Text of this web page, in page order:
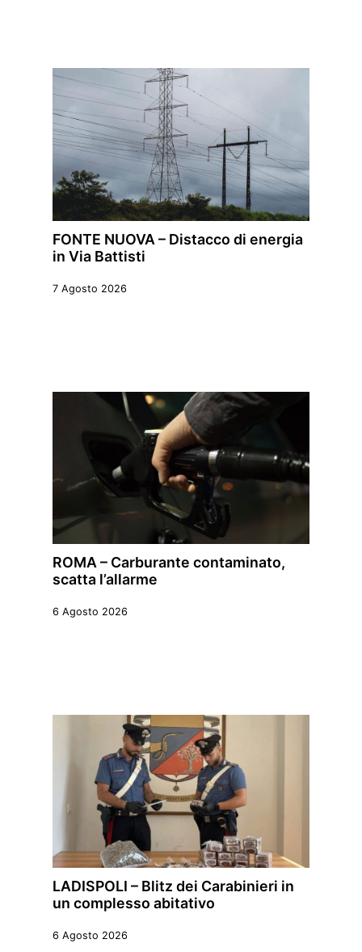
FONTE NUOVA – Distacco di energia
in Via Battisti
7 Agosto 2026
ROMA – Carburante contaminato,
scatta l’allarme
6 Agosto 2026
LADISPOLI – Blitz dei Carabinieri in
un complesso abitativo
6 Agosto 2026